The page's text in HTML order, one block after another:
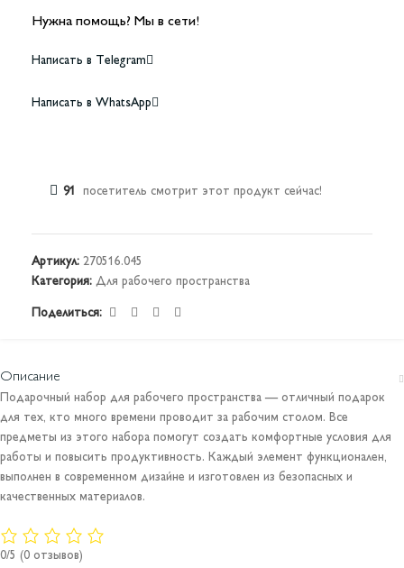
Нужна помощь? Мы в сети!
Написать в Telegram
Написать в WhatsApp
91 посетитель смотрит этот продукт сейчас!
Артикул: 270516.045
Категория: Для рабочего пространства
Поделиться:
Описание
Подарочный набор для рабочего пространства — отличный подарок
для тех, кто много времени проводит за рабочим столом. Все
предметы из этого набора помогут создать комфортные условия для
работы и повысить продуктивность. Каждый элемент функционален,
выполнен в современном дизайне и изготовлен из безопасных и
качественных материалов.
0/5 (0 отзывов)